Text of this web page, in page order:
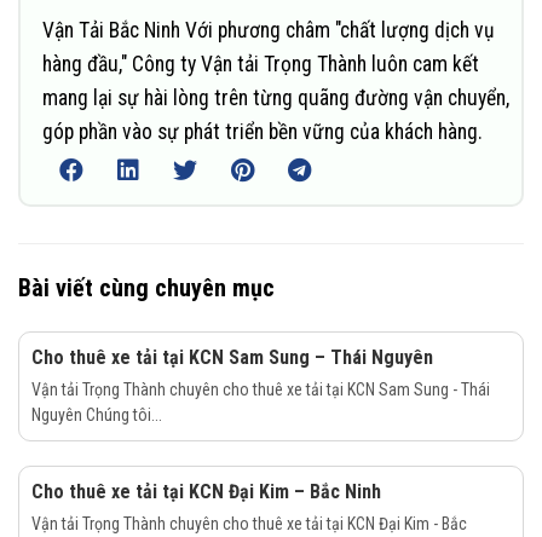
Vận Tải Bắc Ninh Với phương châm "chất lượng dịch vụ
hàng đầu," Công ty Vận tải Trọng Thành luôn cam kết
mang lại sự hài lòng trên từng quãng đường vận chuyển,
góp phần vào sự phát triển bền vững của khách hàng.
Bài viết cùng chuyên mục
Cho thuê xe tải tại KCN Sam Sung – Thái Nguyên
Vận tải Trọng Thành chuyên cho thuê xe tải tại KCN Sam Sung - Thái
Nguyên Chúng tôi...
Cho thuê xe tải tại KCN Đại Kim – Bắc Ninh
Vận tải Trọng Thành chuyên cho thuê xe tải tại KCN Đại Kim - Bắc